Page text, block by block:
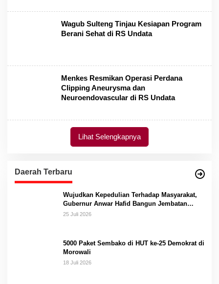
Wagub Sulteng Tinjau Kesiapan Program
Berani Sehat di RS Undata
Menkes Resmikan Operasi Perdana
Clipping Aneurysma dan
Neuroendovascular di RS Undata
Lihat Selengkapnya
Daerah Terbaru
Wujudkan Kepedulian Terhadap Masyarakat,
Gubernur Anwar Hafid Bangun Jembatan
Gantung Masungkang dengan Dana Pribadi
25 Juli 2026
5000 Paket Sembako di HUT ke-25 Demokrat di
Morowali
18 Juli 2026